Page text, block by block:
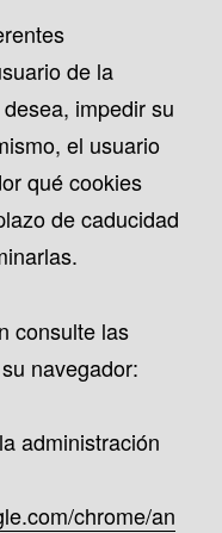
de la
impedir su
el usuario
qué cookies
de caducidad
consulte las
navegador:
administración
chrome/an